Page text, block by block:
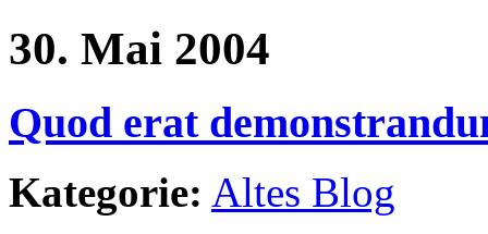
30. Mai 2004
Quod erat
Kategorie: Altes Blog